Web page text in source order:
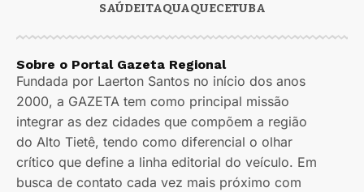
SAÚDEITAQUAQUECETUBA
Sobre o Portal Gazeta Regional
Fundada por Laerton Santos no início dos anos
2000, a GAZETA tem como principal missão
integrar as dez cidades que compõem a região
do Alto Tietê, tendo como diferencial o olhar
crítico que define a linha editorial do veículo. Em
busca de contato cada vez mais próximo com